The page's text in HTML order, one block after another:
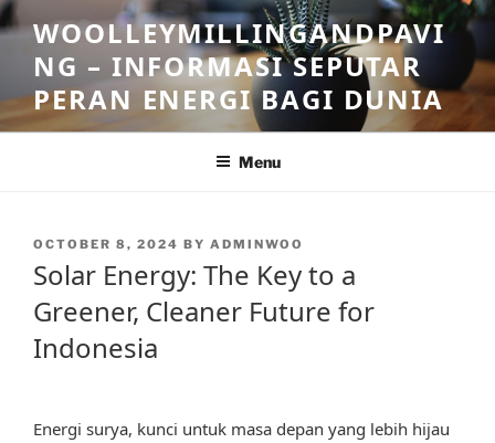
Skip
to
content
WOOLLEYMILLINGANDPAVI
NG – INFORMASI SEPUTAR
PERAN ENERGI BAGI DUNIA
Menu
POSTED
OCTOBER 8, 2024 BY ADMINWOO
Solar Energy: The Key to a
Greener, Cleaner Future for
Indonesia
Energi surya, kunci untuk masa depan yang lebih hijau